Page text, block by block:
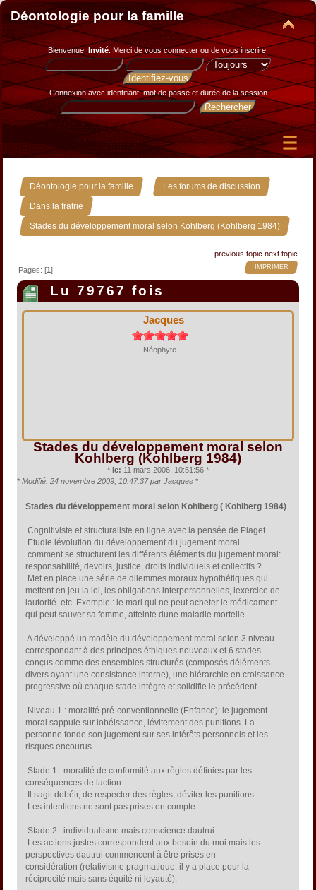
Déontologie pour la famille
Bienvenue, Invité. Merci devous connecter ou de vous inscrire.
Connexion avec identifiant, mot de passe et durée de la session
Déontologie pour la famille » Les forums de discussion »
Dans la fratrie »
Stades du développement moral selon Kohlberg (Kohlberg 1984)
previous topic next topic
IMPRIMER
Pages: [1]
Lu 79767 fois
Jacques
Néophyte
Stades du développement moral selon
Kohlberg (Kohlberg 1984)
* le: 11 mars 2006, 10:51:56 *
* Modifié: 24 novembre 2009, 10:47:37 par Jacques *
Stades du développement moral selon Kohlberg ( Kohlberg 1984)
 Cognitiviste et structuraliste en ligne avec la pensée de Piaget.
 Etudie lévolution du développement du jugement moral.
 comment se structurent les différents éléments du jugement moral:
responsabilité, devoirs, justice, droits individuels et collectifs ?
 Met en place une série de dilemmes moraux hypothétiques qui
mettent en jeu la loi, les obligations interpersonnelles, lexercice de
lautorité etc. Exemple : le mari qui ne peut acheter le médicament
qui peut sauver sa femme, atteinte dune maladie mortelle.
 A développé un modèle du développement moral selon 3 niveau
correspondant à des principes éthiques nouveaux et 6 stades
conçus comme des ensembles structurés (composés déléments
divers ayant une consistance interne), une hiérarchie en croissance
progressive où chaque stade intègre et solidifie le précédent.
 Niveau 1 : moralité pré-conventionnelle (Enfance): le jugement
moral sappuie sur lobéissance, lévitement des punitions. La
personne fonde son jugement sur ses intérêts personnels et les
risques encourus
 Stade 1 : moralité de conformité aux règles définies par les
conséquences de laction
 Il sagit dobéir, de respecter des règles, déviter les punitions
 Les intentions ne sont pas prises en compte
 Stade 2 : individualisme mais conscience dautrui
 Les actions justes correspondent aux besoin du moi mais les
perspectives dautrui commencent à être prises en
considération (relativisme pragmatique: il y a place pour la
réciprocité mais sans équité ni loyauté).